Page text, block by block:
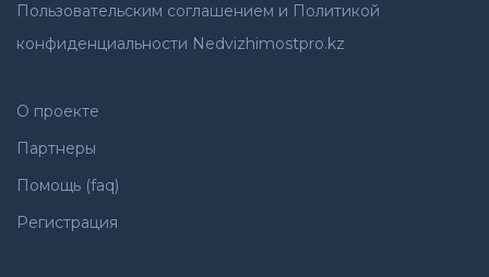
Пользовательским соглашением и Политикой
конфиденциальности Nedvizhimostpro.kz
О проекте
Партнеры
Помощь (faq)
Регистрация